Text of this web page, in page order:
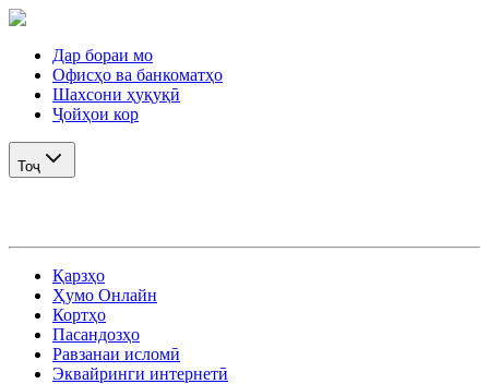
Дар бораи мо
Офисҳо ва банкоматҳо
Шахсони ҳуқуқӣ
Ҷойҳои кор
Тоҷ
Қарзҳо
Ҳумо Онлайн
Кортҳо
Пасандозҳо
Равзанаи исломӣ
Эквайринги интернетӣ